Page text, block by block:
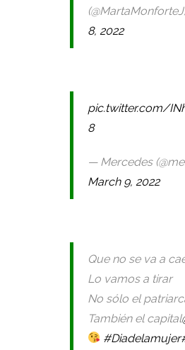
8, 2022
pic.twitter.com/
8
— Mercedes
March 9, 2022
Que no se va a
Lo vamos a tirar
No sólo el
También el capital
#Diadelamujer